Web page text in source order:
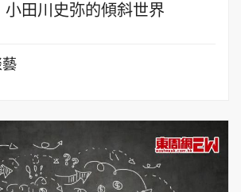
小田川史弥的傾斜世界
藝